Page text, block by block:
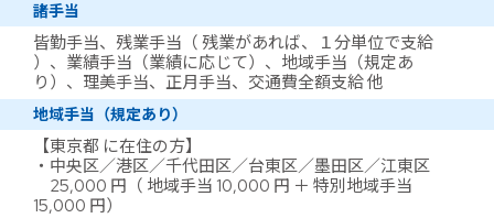
諸手当
皆勤手当、残業手当（ 残業があれば、１分単位で支給
）、業績手当（業績に応じて）、地域手当（規定あ
り）、理美手当、正月手当、交通費全額支給 他
地域手当（規定あり）
【東京都 に在住の方】
・中央区／港区／千代田区／台東区／墨田区／江東区
25,000 円（ 地域手当 10,000 円 ＋ 特別地域手当
15,000 円）